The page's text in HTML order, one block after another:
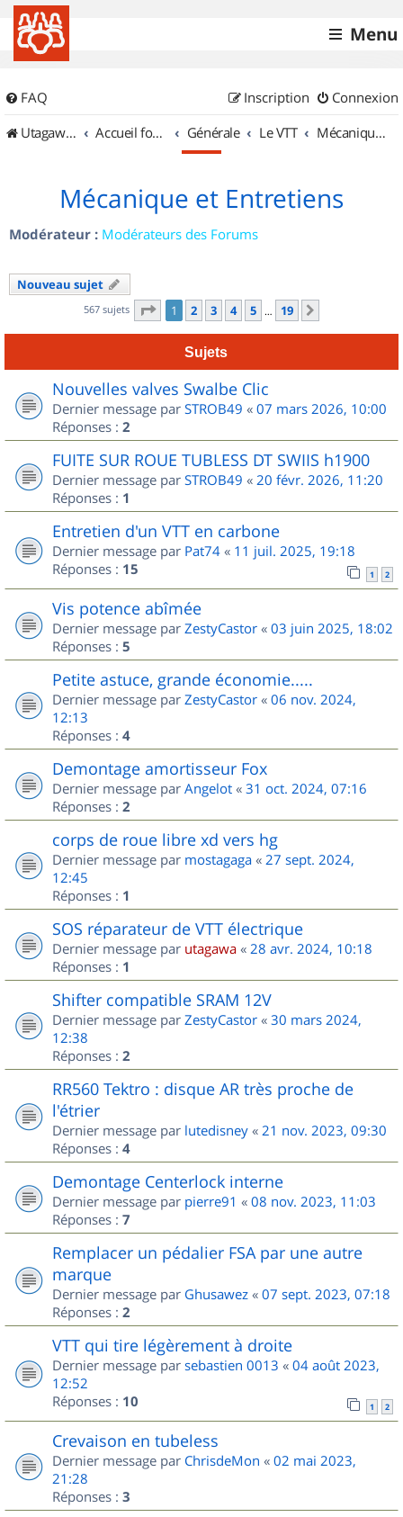
Menu
FAQ Connexion
Inscription
UtagawaVTT (Randos VTT et VTTAE avec traces GPS)
Accueil forum Générale Le VTT Mécanique et Entretiens
Mécanique et Entretiens
Modérateur : Modérateurs des Forums
Nouveau sujet
567 sujets Page 1sur
1 2 3 4 5 … 19
Sujets
Nouvelles valves Swalbe Clic
Dernier message par STROB49 « 07 mars 2026, 10:00
Réponses : 2
FUITE SUR ROUE TUBLESS DT SWIIS h1900
Dernier message par STROB49 « 20 févr. 2026, 11:20
Réponses : 1
Entretien d'un VTT en carbone
Dernier message par Pat74 « 11 juil. 2025, 19:18
Réponses : 15 1 2
Vis potence abîmée
Dernier message par ZestyCastor « 03 juin 2025, 18:02
Réponses : 5
Petite astuce, grande économie.....
Dernier message par ZestyCastor « 06 nov. 2024,
12:13
Réponses : 4
Demontage amortisseur Fox
Dernier message par Angelot « 31 oct. 2024, 07:16
Réponses : 2
corps de roue libre xd vers hg
Dernier message par mostagaga « 27 sept. 2024,
12:45
Réponses : 1
SOS réparateur de VTT électrique
Dernier message par utagawa « 28 avr. 2024, 10:18
Réponses : 1
Shifter compatible SRAM 12V
Dernier message par ZestyCastor « 30 mars 2024,
12:38
Réponses : 2
RR560 Tektro : disque AR très proche de
l'étrier
Dernier message par lutedisney « 21 nov. 2023, 09:30
Réponses : 4
Demontage Centerlock interne
Dernier message par pierre91 « 08 nov. 2023, 11:03
Réponses : 7
Remplacer un pédalier FSA par une autre
marque
Dernier message par Ghusawez « 07 sept. 2023, 07:18
Réponses : 2
VTT qui tire légèrement à droite
Dernier message par sebastien 0013 « 04 août 2023,
12:52
Réponses : 10 1 2
Crevaison en tubeless
Dernier message par ChrisdeMon « 02 mai 2023,
21:28
Réponses : 3